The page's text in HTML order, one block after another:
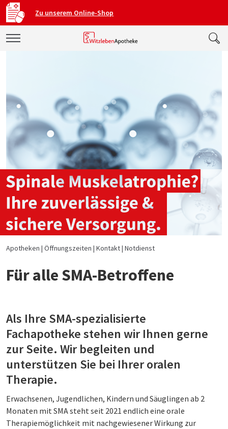
Zu unserem Online-Shop
Apotheken Öffnungszeiten Kontakt Notdienst
Für alle SMA-Betroffene
Als Ihre SMA-spezialisierte
Fachapotheke stehen wir Ihnen gerne
zur Seite. Wir begleiten und
unterstützen Sie bei Ihrer oralen
Therapie.
Erwachsenen, Jugendlichen, Kindern und Säuglingen ab 2
Monaten mit SMA steht seit 2021 endlich eine orale
Therapiemöglichkeit mit nachgewiesener Wirkung zur